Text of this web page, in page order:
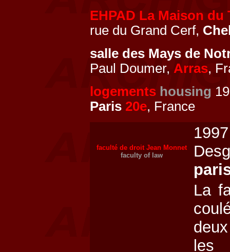
EHPAD La Maison
rue du Grand Cerf,
salle des Mays de
Paul Doumer, Arras,
logements housing
Paris 20e, France
faculté de droit Jean Monnet
faculty of law
La
les